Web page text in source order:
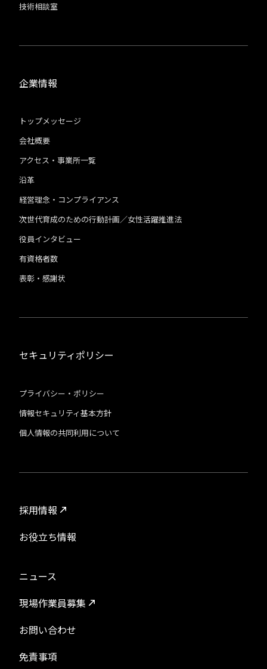
技術相談室
企業情報
トップメッセージ
会社概要
アクセス・事業所一覧
沿革
経営理念・コンプライアンス
次世代育成のための行動計画／女性活躍推進法
役員インタビュー
有資格者数
表彰・感謝状
セキュリティポリシー
プライバシー・ポリシー
情報セキュリティ基本方針
個人情報の共同利用について
採用情報
お役立ち情報
ニュース
現場作業員募集
お問い合わせ
免責事項